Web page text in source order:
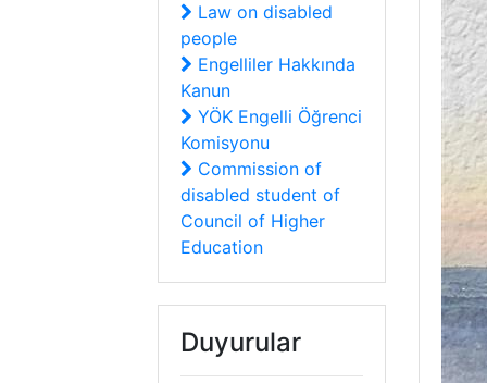
Law on disabled
people
Engelliler Hakkında
Kanun
YÖK Engelli Öğrenci
Komisyonu
Commission of
disabled student of
Council of Higher
Education
Duyurular